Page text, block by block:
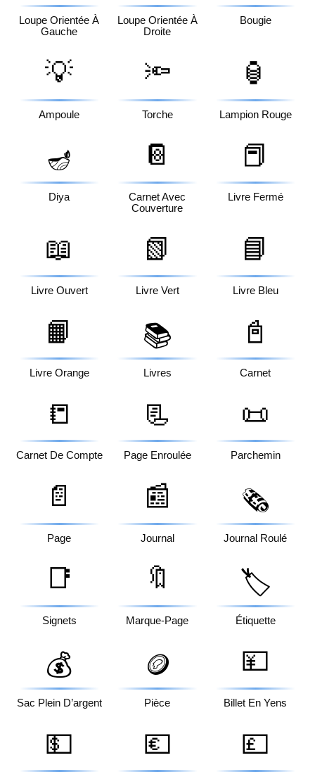
Loupe Orientée À
Gauche
Loupe Orientée À
Droite
Bougie
💡
Ampoule
🔦
Torche
🏮
Lampion Rouge
🪔
Diya
📔
Carnet Avec
Couverture
📕
Livre Fermé
📖
Livre Ouvert
📗
Livre Vert
📘
Livre Bleu
📙
Livre Orange
📚
Livres
📓
Carnet
📒
Carnet De Compte
📃
Page Enroulée
📜
Parchemin
📄
Page
📰
Journal
🗞️
Journal Roulé
📑
Signets
🔖
Marque-Page
🏷️
Étiquette
💰
Sac Plein D’argent
🪙
Pièce
💴
Billet En Yens
💵 💶 💷